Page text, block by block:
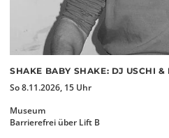
SHAKE BABY SHAKE: DJ USCHI &
So 8.11.2026, 15 Uhr
Museum
Barrierefrei über Lift B